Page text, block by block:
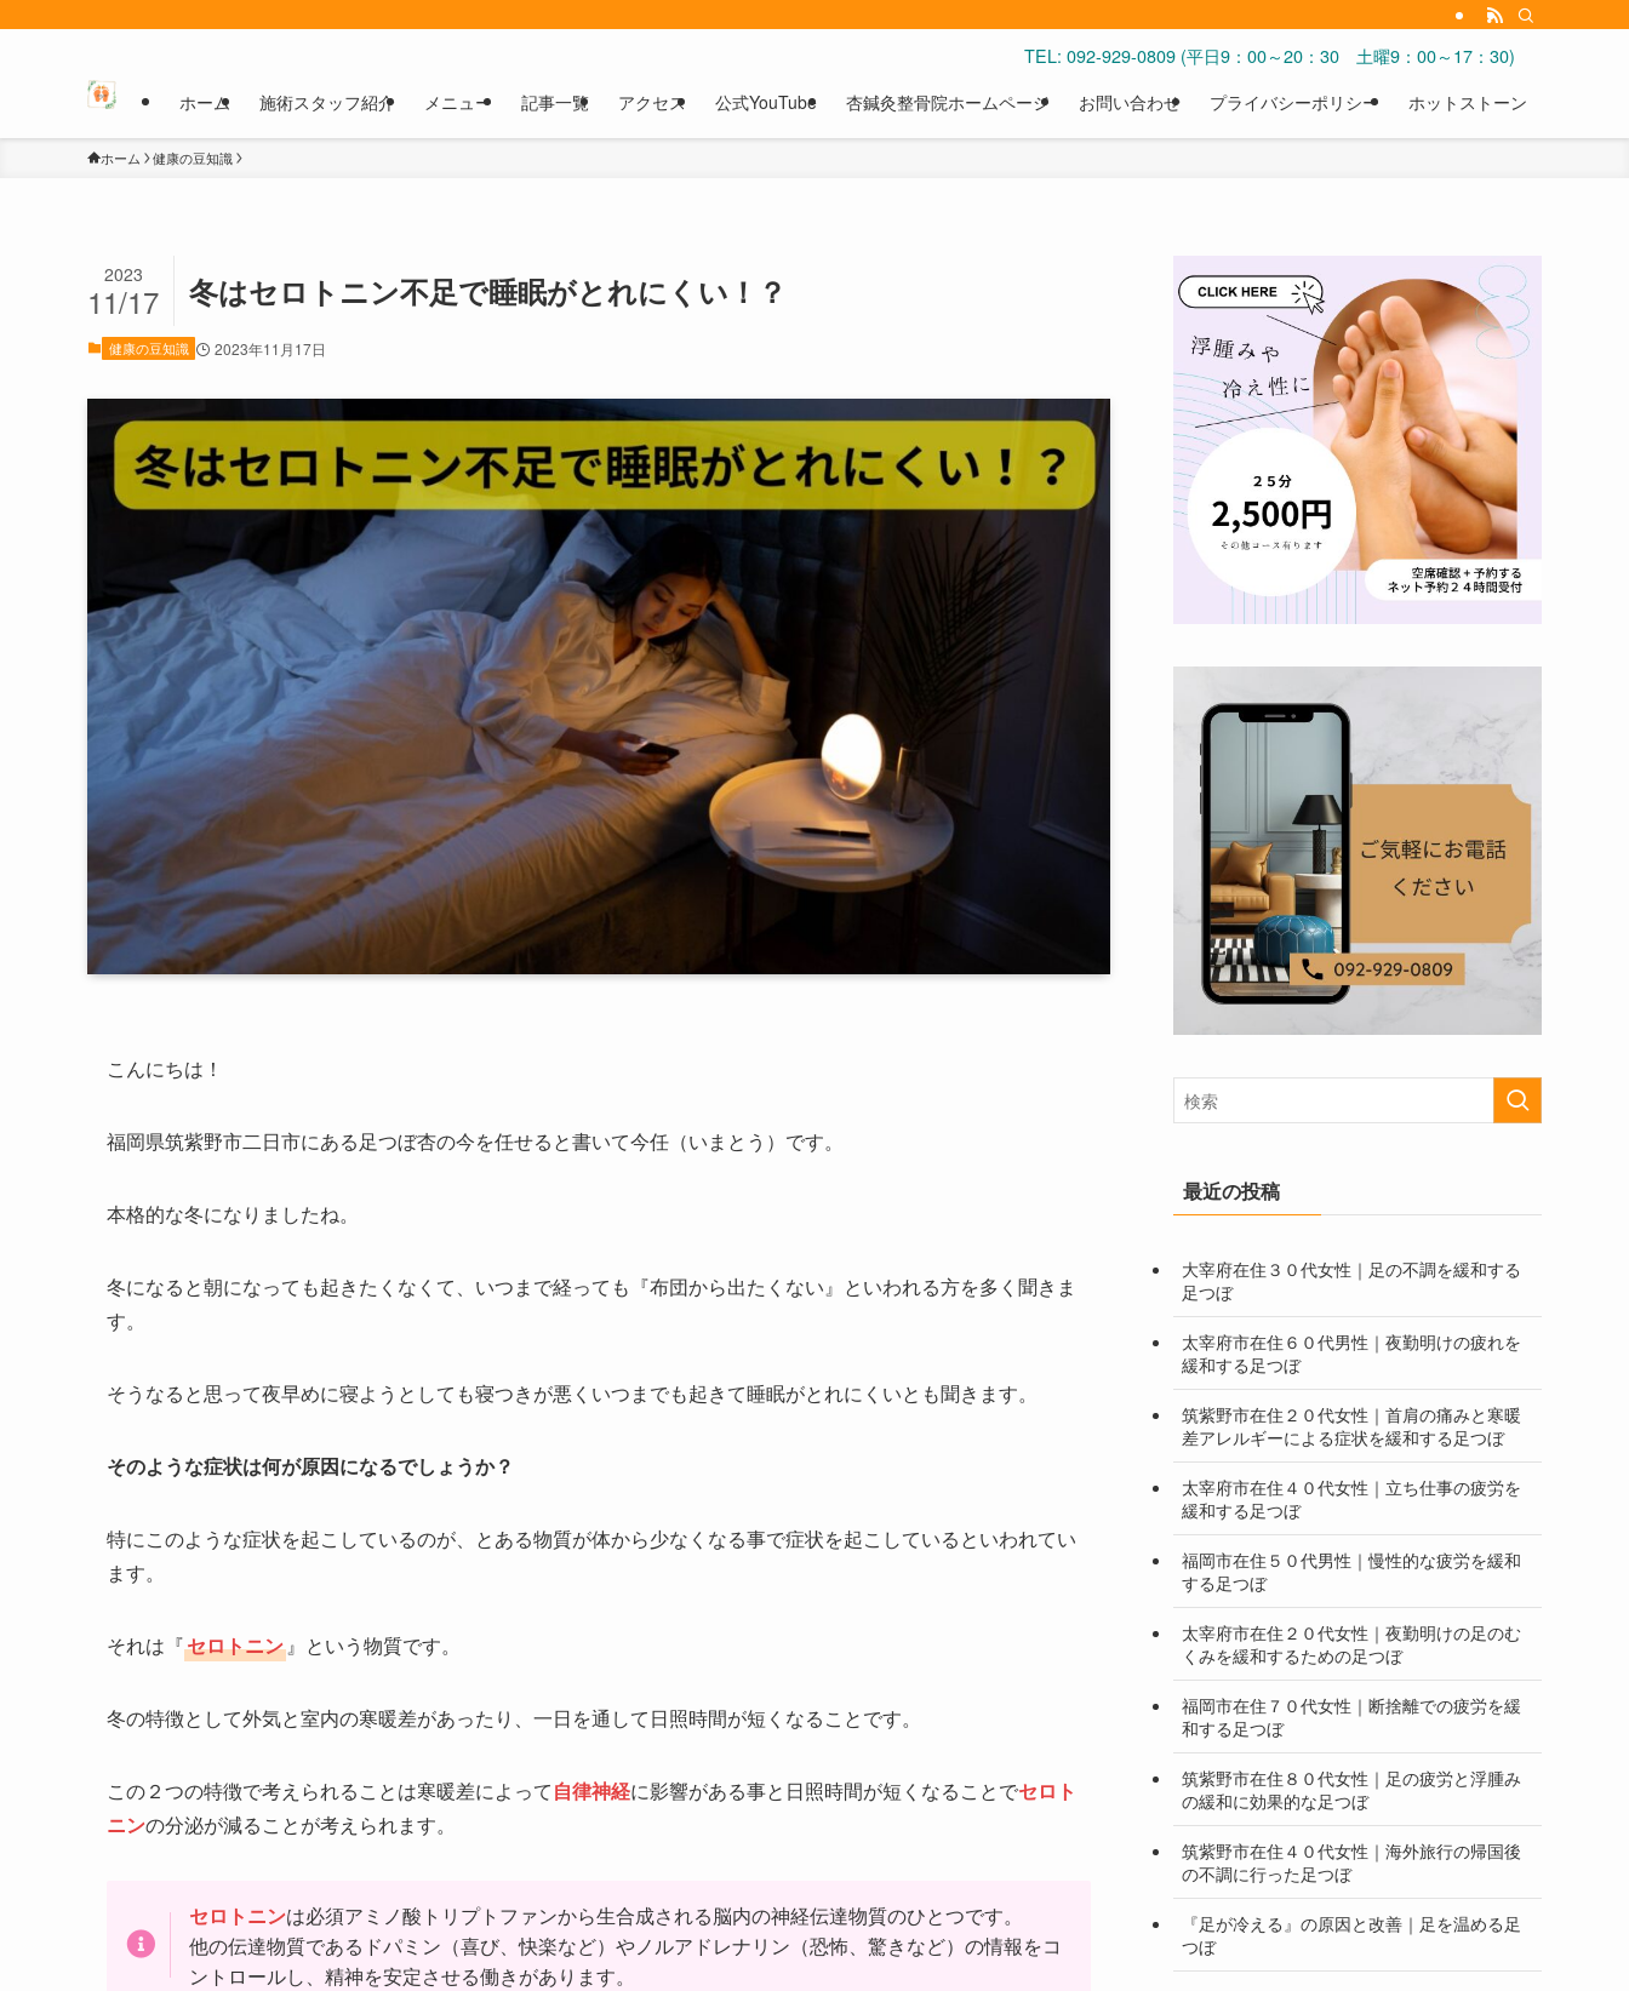
ホーム 施術スタッフ紹介 メニュー 記事一覧 アクセス 公式YouTube 杏鍼灸整骨院ホームページ お問い合わせ プライバシーポリシー ホットストーン
TEL: 092-929-0809 (平日9：00～20：30 土曜9：00～17：30)
ホーム 健康の豆知識
冬はセロトニン不足で睡眠がとれにくい！？
2023
11/17
健康の豆知識 2023年11月17日
こんにちは！
福岡県筑紫野市二日市にある足つぼ杏の今を任せると書いて今任（いまとう）です。
本格的な冬になりましたね。
冬になると朝になっても起きたくなくて、いつまで経っても『布団から出たくない』といわれる方を多く聞きま
す。
そうなると思って夜早めに寝ようとしても寝つきが悪くいつまでも起きて睡眠がとれにくいとも聞きます。
そのような症状は何が原因になるでしょうか？
特にこのような症状を起こしているのが、とある物質が体から少なくなる事で症状を起こしているといわれてい
ます。
それは『セロトニン』という物質です。
冬の特徴として外気と室内の寒暖差があったり、一日を通して日照時間が短くなることです。
この２つの特徴で考えられることは寒暖差によって自律神経に影響がある事と日照時間が短くなることでセロト
ニンの分泌が減ることが考えられます。
セロトニンは必須アミノ酸トリプトファンから生合成される脳内の神経伝達物質のひとつです。
他の伝達物質であるドパミン（喜び、快楽など）やノルアドレナリン（恐怖、驚きなど）の情報をコ
ントロールし、精神を安定させる働きがあります。
最近の投稿
大宰府在住３０代女性｜足の不調を緩和する
足つぼ
太宰府市在住６０代男性｜夜勤明けの疲れを
緩和する足つぼ
筑紫野市在住２０代女性｜首肩の痛みと寒暖
差アレルギーによる症状を緩和する足つぼ
太宰府市在住４０代女性｜立ち仕事の疲労を
緩和する足つぼ
福岡市在住５０代男性｜慢性的な疲労を緩和
する足つぼ
太宰府市在住２０代女性｜夜勤明けの足のむ
くみを緩和するための足つぼ
福岡市在住７０代女性｜断捨離での疲労を緩
和する足つぼ
筑紫野市在住８０代女性｜足の疲労と浮腫み
の緩和に効果的な足つぼ
筑紫野市在住４０代女性｜海外旅行の帰国後
の不調に行った足つぼ
『足が冷える』の原因と改善｜足を温める足
つぼ